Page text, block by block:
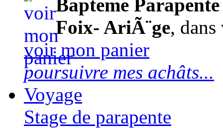
Bapteme
Foix- AriÃ¨ge,
voir mon panier
poursuivre mes achâts...
Voyage
Stage de parapente